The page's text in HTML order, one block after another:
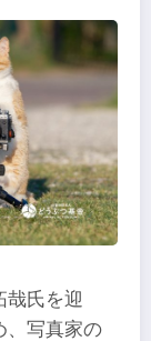
哉氏を迎
、写真家の